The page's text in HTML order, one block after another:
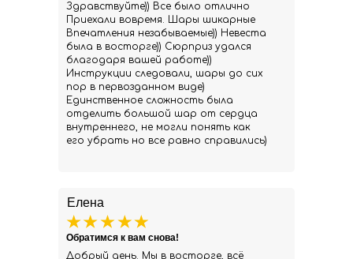
Елена
Добрый день. Мы в восторге, всё
Обратимся к вам снова!
Здравствуйте)) Все было отлично
Приехали вовремя. Шары шикарные
Впечатления незабываемые)) Невеста
была в восторге)) Сюрприз удался
благодаря вашей работе))
Инструкции следовали, шары до сих
пор в первозданном виде)
Единственное сложность была
отделить большой шар от сердца
внутреннего, не могли понять как
его убрать но все равно справились)